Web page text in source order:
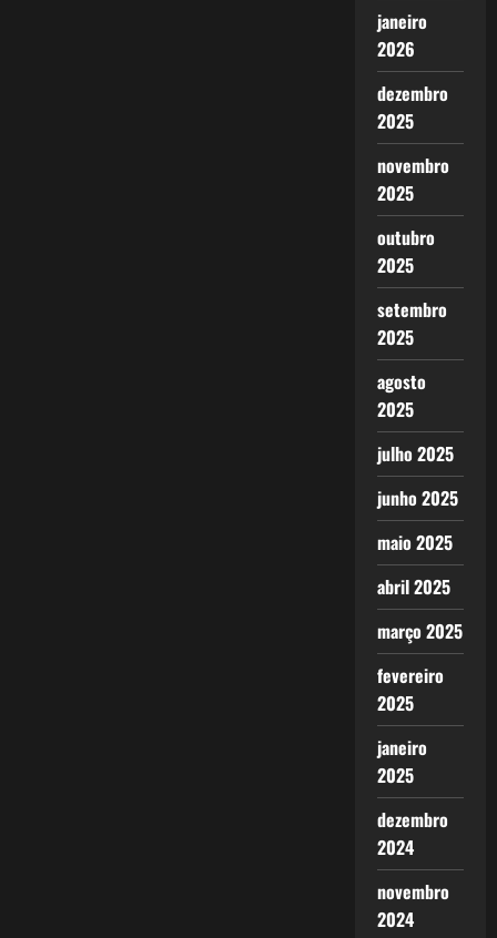
janeiro
2026
dezembro
2025
novembro
2025
outubro
2025
setembro
2025
agosto
2025
julho 2025
junho 2025
maio 2025
abril 2025
março 2025
fevereiro
2025
janeiro
2025
dezembro
2024
novembro
2024